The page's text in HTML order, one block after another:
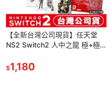
【全新台灣公司現貨】任天堂
NS2 Switch2 人中之龍 極+極
牌 + 束口袋
$1,180